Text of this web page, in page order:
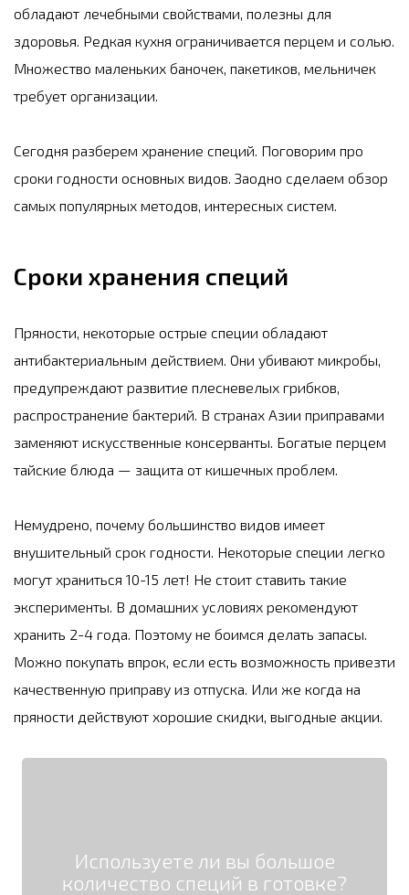
обладают лечебными свойствами, полезны для
здоровья. Редкая кухня ограничивается перцем и солью.
Множество маленьких баночек, пакетиков, мельничек
требует организации.
Сегодня разберем хранение специй. Поговорим про
сроки годности основных видов. Заодно сделаем обзор
самых популярных методов, интересных систем.
Сроки хранения специй
Пряности, некоторые острые специи обладают
антибактериальным действием. Они убивают микробы,
предупреждают развитие плесневелых грибков,
распространение бактерий. В странах Азии приправами
заменяют искусственные консерванты. Богатые перцем
тайские блюда — защита от кишечных проблем.
Немудрено, почему большинство видов имеет
внушительный срок годности. Некоторые специи легко
могут храниться 10-15 лет! Не стоит ставить такие
эксперименты. В домашних условиях рекомендуют
хранить 2-4 года. Поэтому не боимся делать запасы.
Можно покупать впрок, если есть возможность привезти
качественную приправу из отпуска. Или же когда на
пряности действуют хорошие скидки, выгодные акции.
Используете ли вы большое
количество специй в готовке?